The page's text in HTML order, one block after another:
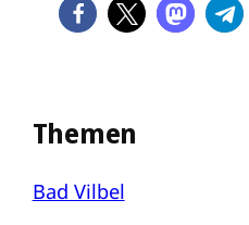
Themen
Bad Vilbel